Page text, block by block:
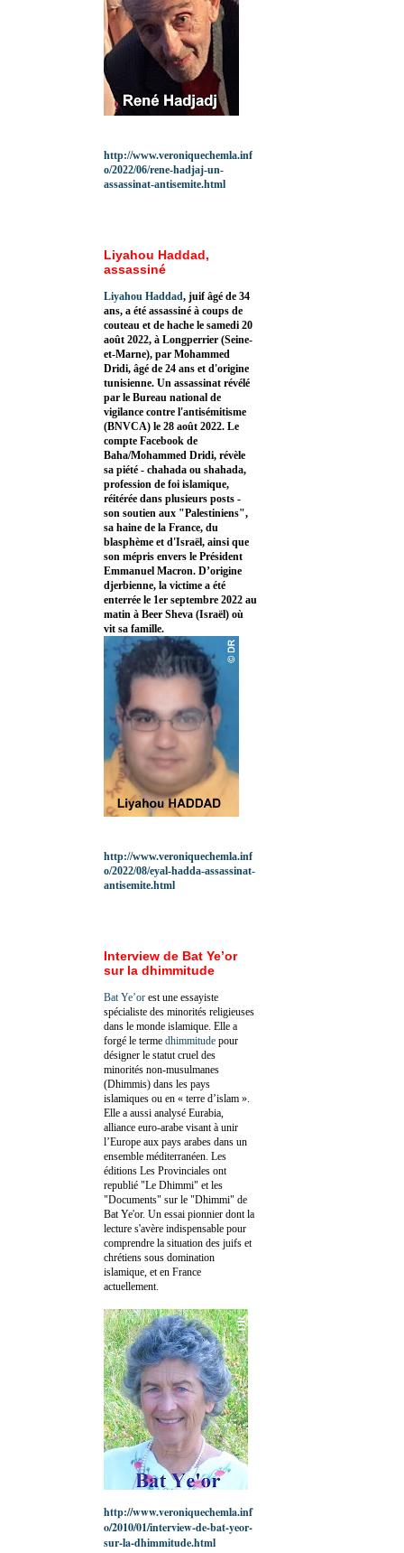
http://www.veroniquechemla.inf
o/2022/06/rene-hadjaj-un-
assassinat-antisemite.html
Liyahou Haddad,
assassiné
Liyahou Haddad, juif âgé de 34
ans, a été assassiné à coups de
couteau et de hache le samedi 20
août 2022, à Longperrier (Seine-
et-Marne), par Mohammed
Dridi, âgé de 24 ans et d'origine
tunisienne. Un assassinat révélé
par le Bureau national de
vigilance contre l'antisémitisme
(BNVCA) le 28 août 2022. Le
compte Facebook de
Baha/Mohammed Dridi, révèle
sa piété - chahada ou shahada,
profession de foi islamique,
réitérée dans plusieurs posts -
son soutien aux "Palestiniens",
sa haine de la France, du
blasphème et d'Israël, ainsi que
son mépris envers le Président
Emmanuel Macron. D’origine
djerbienne, la victime a été
enterrée le 1er septembre 2022 au
matin à Beer Sheva (Israël) où
vit sa famille.
http://www.veroniquechemla.inf
o/2022/08/eyal-hadda-assassinat-
antisemite.html
Interview de Bat Ye’or
sur la dhimmitude
Bat Ye’or est une essayiste
spécialiste des minorités religieuses
dans le monde islamique. Elle a
forgé le terme dhimmitude pour
désigner le statut cruel des
minorités non-musulmanes
(Dhimmis) dans les pays
islamiques ou en « terre d’islam ».
Elle a aussi analysé Eurabia,
alliance euro-arabe visant à unir
l’Europe aux pays arabes dans un
ensemble méditerranéen. Les
éditions Les Provinciales ont
republié "Le Dhimmi" et les
"Documents" sur le "Dhimmi" de
Bat Ye'or. Un essai pionnier dont la
lecture s'avère indispensable pour
comprendre la situation des juifs et
chrétiens sous domination
islamique, et en France
actuellement.
http://www.veroniquechemla.inf
o/2010/01/interview-de-bat-yeor-
sur-la-dhimmitude.html